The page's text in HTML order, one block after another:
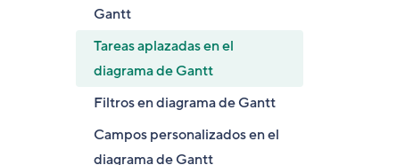
Gantt
Tareas aplazadas en el
diagrama de Gantt
Filtros en diagrama de Gantt
Campos personalizados en el
diagrama de Gantt